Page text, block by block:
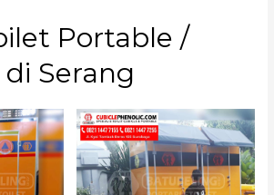
Portable /
Serang